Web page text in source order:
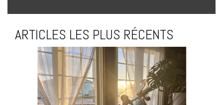
ARTICLES LES PLUS RÉCENTS